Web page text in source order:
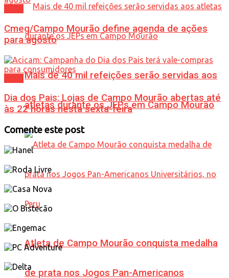
Mais de 40 mil refeições serão servidas aos
atletas durante os JEPs em Campo Mourão
Atleta de Campo Mourão conquista medalha
de prata nos Jogos Pan-Americanos
Cmeg/Campo Mourão define agenda de ações
para agosto
Dia dos Pais: Lojas de Campo Mourão abertas até
às 22 horas nesta sexta-feira
Comente este post